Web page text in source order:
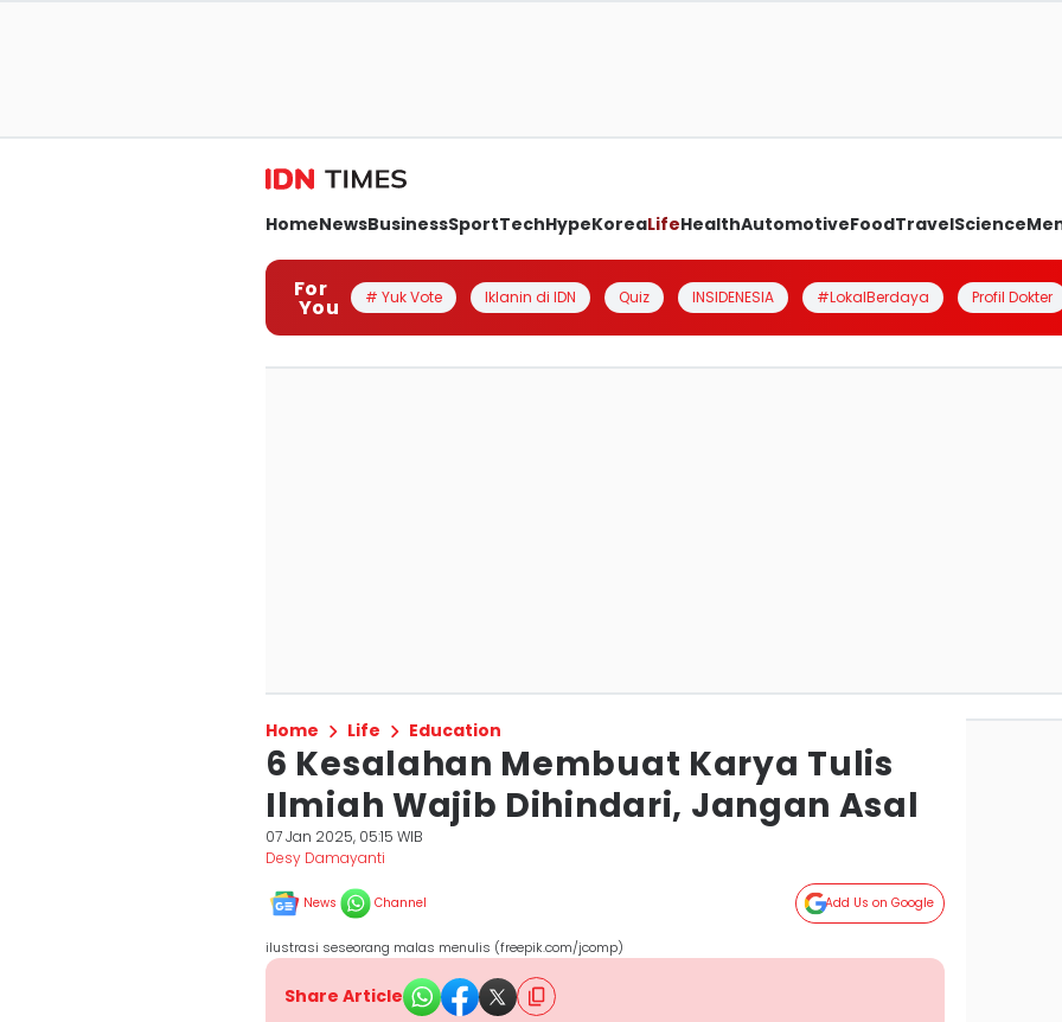
HomeNewsBusinessSportTechHypeKoreaLifeHealthAutomotiveFoodTravelScience
For
You # Yuk Vote Iklanin di IDN Quiz INSIDENESIA #LokalBerdaya Profil Dokter
Home Life Education
6 Kesalahan Membuat Karya Tulis
Ilmiah Wajib Dihindari, Jangan Asal
07 Jan 2025, 05:15 WIB
Desy Damayanti
News Channel Add Us on Google
ilustrasi seseorang malas menulis (freepik.com/jcomp)
Share Article